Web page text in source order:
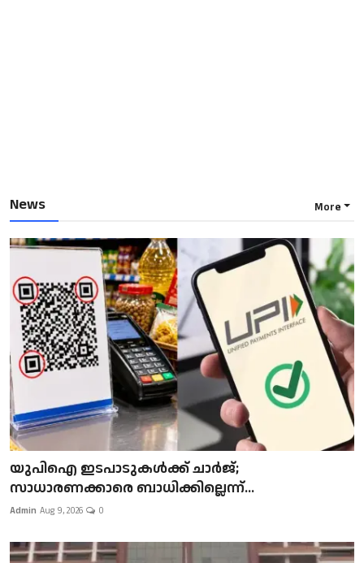
News More
യുപിഐ ഇടപാടുകൾക്ക് ചാർജ്;
സാധാരണക്കാരെ ബാധിക്കില്ലെന്ന്...
Admin Aug 9, 2026 0